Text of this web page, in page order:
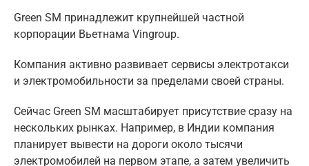
Green SM принадлежит крупнейшей частной
корпорации Вьетнама Vingroup.
Компания активно развивает сервисы электротакси
и электромобильности за пределами своей страны.
Сейчас Green SM масштабирует присутствие сразу на
нескольких рынках. Например, в Индии компания
планирует вывести на дороги около тысячи
электромобилей на первом этапе, а затем увеличить